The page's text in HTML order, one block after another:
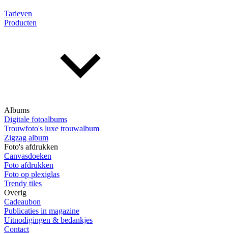
Tarieven
Producten
Albums
Digitale fotoalbums
Trouwfoto's luxe trouwalbum
Zigzag album
Foto's afdrukken
Canvasdoeken
Foto afdrukken
Foto op plexiglas
Trendy tiles
Overig
Cadeaubon
Publicaties in magazine
Uitnodigingen & bedankjes
Contact